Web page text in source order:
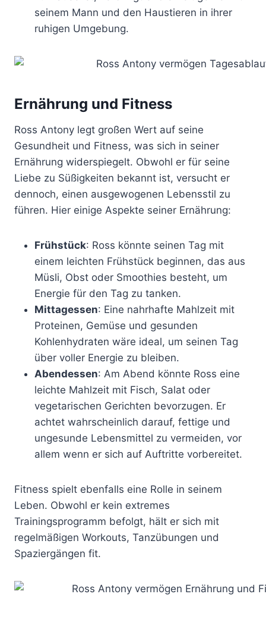
seinem Mann und den Haustieren in ihrer
ruhigen Umgebung.
Ernährung und Fitness
Ross Antony legt großen Wert auf seine
Gesundheit und Fitness, was sich in seiner
Ernährung widerspiegelt. Obwohl er für seine
Liebe zu Süßigkeiten bekannt ist, versucht er
dennoch, einen ausgewogenen Lebensstil zu
führen. Hier einige Aspekte seiner Ernährung:
Frühstück: Ross könnte seinen Tag mit
einem leichten Frühstück beginnen, das aus
Müsli, Obst oder Smoothies besteht, um
Energie für den Tag zu tanken.
Mittagessen: Eine nahrhafte Mahlzeit mit
Proteinen, Gemüse und gesunden
Kohlenhydraten wäre ideal, um seinen Tag
über voller Energie zu bleiben.
Abendessen: Am Abend könnte Ross eine
leichte Mahlzeit mit Fisch, Salat oder
vegetarischen Gerichten bevorzugen. Er
achtet wahrscheinlich darauf, fettige und
ungesunde Lebensmittel zu vermeiden, vor
allem wenn er sich auf Auftritte vorbereitet.
Fitness spielt ebenfalls eine Rolle in seinem
Leben. Obwohl er kein extremes
Trainingsprogramm befolgt, hält er sich mit
regelmäßigen Workouts, Tanzübungen und
Spaziergängen fit.